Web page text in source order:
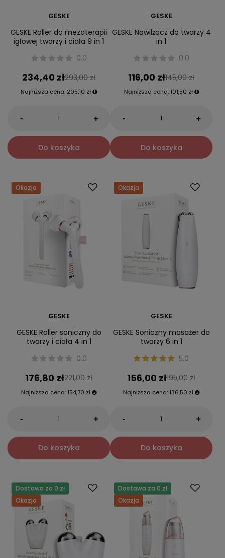
GESKE
GESKE Roller do mezoterapii
igłowej twarzy i ciała 9 in 1
0.0
234,40 zł293,00 zł
Najniższa cena: 205,10 zł
- +
Do koszyka
GESKE
GESKE Nawilżacz do twarzy 4
in 1
0.0
116,00 zł145,00 zł
Najniższa cena: 101,50 zł
- +
Do koszyka
Okazja
GESKE
GESKE Roller soniczny do
twarzy i ciała 4 in 1
0.0
176,80 zł221,00 zł
Najniższa cena: 154,70 zł
- +
Do koszyka
Okazja
GESKE
GESKE Soniczny masażer do
twarzy 6 in 1
5.0
156,00 zł195,00 zł
Najniższa cena: 136,50 zł
- +
Do koszyka
Dostawa za 0 zł
Okazja
Dostawa za 0 zł
Okazja